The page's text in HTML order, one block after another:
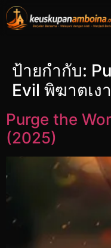
ป้ายกำกับ:
Evil พิฆาตเง
Purge the
(2025)